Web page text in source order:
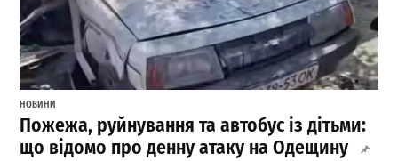
НОВИНИ
Пожежа, руйнування та автобус із дітьми:
що відомо про денну атаку на Одещину